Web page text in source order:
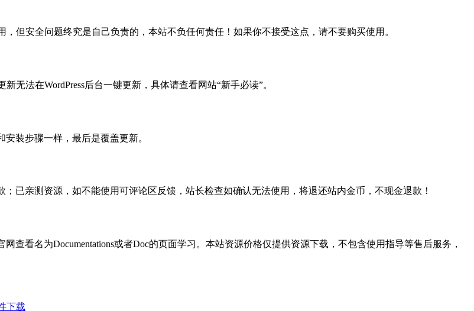
但安全问题终究是自己负责的，本站不负任何责任！如果你不接受这点，请不要购买使用。
无法在WordPress后台一键更新，具体请查看网站“新手必读”。
装步骤一样，最后是覆盖更新。
已亲测资源，如不能使用可评论区反馈，站长检查如确认无法使用，将退还站内金币，不现金退款！
查看名为Documentations或者Doc的页面学习。本站资源价格仅提供资源下载，不包含使用指导等售后服务，